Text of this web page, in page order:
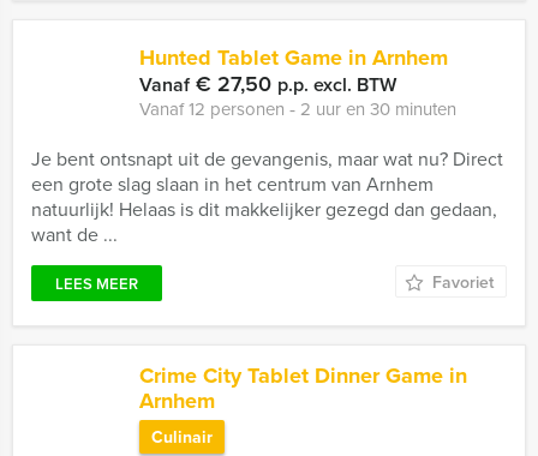
Hunted Tablet Game in Arnhem
Vanaf€ 27,50 p.p. excl. BTW
Vanaf 12 personen ‐ 2 uur en 30 minuten
Je bent ontsnapt uit de gevangenis, maar wat nu? Direct
een grote slag slaan in het centrum van Arnhem
natuurlijk! Helaas is dit makkelijker gezegd dan gedaan,
want de ...
LEES MEER Favoriet
Crime City Tablet Dinner Game in
Arnhem
Culinair